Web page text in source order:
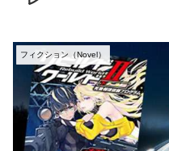
フィクション（Novel）